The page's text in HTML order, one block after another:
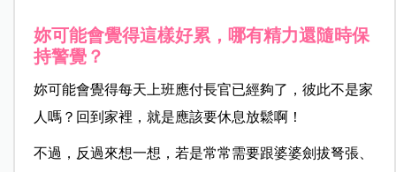
妳可能會覺得這樣好累，哪有精力還隨時保
持警覺？
妳可能會覺得每天上班應付長官已經夠了，彼此不是家
人嗎？回到家裡，就是應該要休息放鬆啊！
不過，反過來想一想，若是常常需要跟婆婆劍拔弩張、